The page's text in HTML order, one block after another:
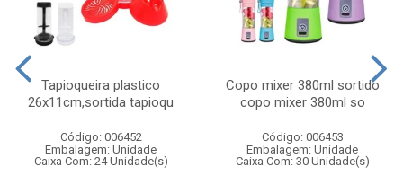
Tapioqueira plastico
26x11cm,sortida tapioqu
Código: 006452
Embalagem: Unidade
Caixa Com: 24 Unidade(s)
Copo mixer 380ml sortido
copo mixer 380ml so
Código: 006453
Embalagem: Unidade
Caixa Com: 30 Unidade(s)